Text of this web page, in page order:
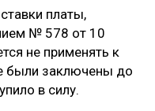
платы,
№ 578 от 10
не применять к
были заключены до
в силу.